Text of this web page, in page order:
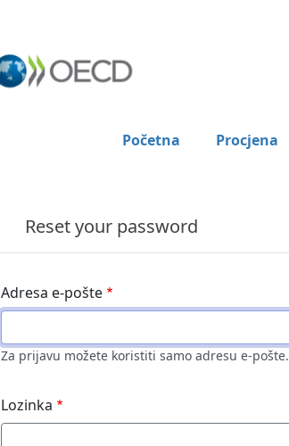
Početna Procjena
Reset your password
Adresa e-pošte
Za prijavu možete koristiti samo adresu e-pošte.
Lozinka